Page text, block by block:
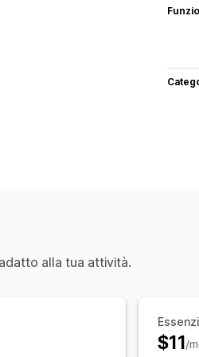
alla tua attività.
$11/